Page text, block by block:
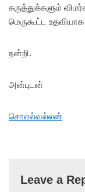
கருத்துக்களும்
மெருகூட்ட
நன்றி.
அன்புடன்
சொலல்வல்லன்
Leave a